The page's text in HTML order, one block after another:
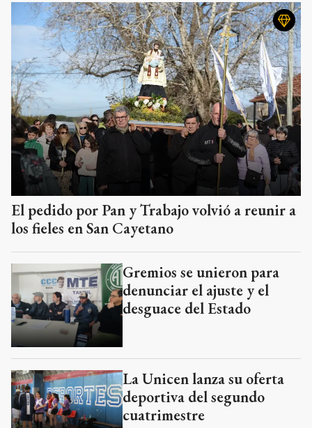
El pedido por Pan y Trabajo volvió a reunir a
los fieles en San Cayetano
Gremios se unieron para
denunciar el ajuste y el
desguace del Estado
La Unicen lanza su oferta
deportiva del segundo
cuatrimestre